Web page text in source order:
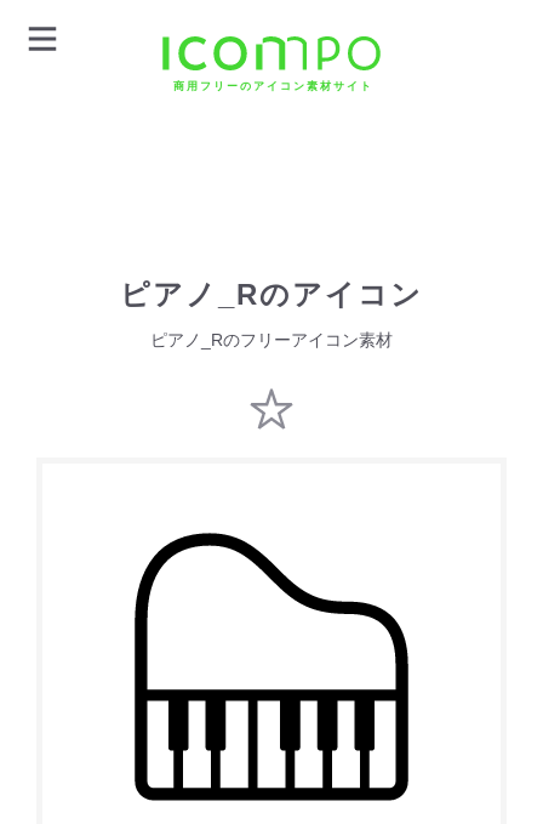
商用フリーのアイコン素材サイト
ピアノ_Rのアイコン
ピアノ_Rのフリーアイコン素材